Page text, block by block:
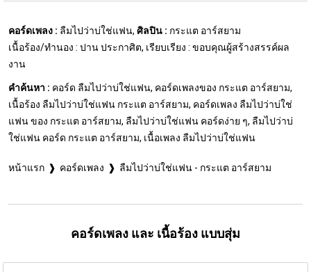
คอร์ดเพลง : ลืมไปว่าบ่ใช่แฟน, ศิลปิน : กระแต อาร์สยาม
เนื้อร้อง/ทำนอง : ปาน ประกาศิต, เรียบเรียง : ขอบคุณผู้สร้างสรรค์ผล
งาน
คำค้นหา : คอร์ด ลืมไปว่าบ่ใช่แฟน, คอร์ดเพลงของ กระแต อาร์สยาม,
เนื้อร้อง ลืมไปว่าบ่ใช่แฟน กระแต อาร์สยาม, คอร์ดเพลง ลืมไปว่าบ่ใช่
แฟน ของ กระแต อาร์สยาม, ลืมไปว่าบ่ใช่แฟน คอร์ดง่าย ๆ, ลืมไปว่าบ่
ใช่แฟน คอร์ด กระแต อาร์สยาม, เนื้อเพลง ลืมไปว่าบ่ใช่แฟน
หน้าแรก คอร์ดเพลง ลืมไปว่าบ่ใช่แฟน - กระแต อาร์สยาม
คอร์ดเพลง และ เนื้อร้อง แบบสุ่ม